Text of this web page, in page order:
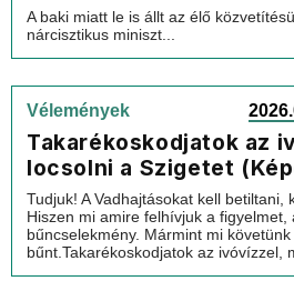
A baki miatt le is állt az élő
nárcisztikus miniszt...
Vélemények
Takarékoskodjatok az
locsolni a Szigetet
Tudjuk! A Vadhajtásokat kell betiltani,
Hiszen mi amire felhívjuk a figyelmet,
bűncselekmény. Mármint mi
bűnt.Takarékoskodjatok az ivóvízzel,